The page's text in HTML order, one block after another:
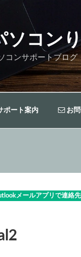
ソコン
コンサポートブログ
ポート案内 お問
メールアプリで連絡